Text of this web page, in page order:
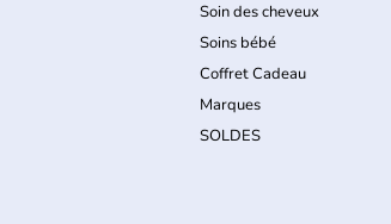
Soin des cheveux
Soins bébé
Coffret Cadeau
Marques
SOLDES